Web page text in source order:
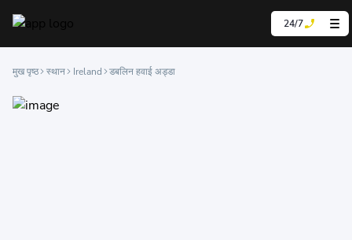
24/7
मुख पृष्ठ स्थान Ireland डबलिन हवाई अड्डा